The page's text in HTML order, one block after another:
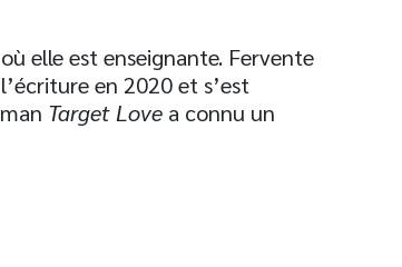
elle est enseignante. Fervente
en 2020 et s’est
Target Love a connu un